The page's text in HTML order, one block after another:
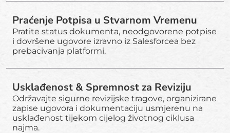
Praćenje Potpisa u Stvarnom Vremenu
Pratite status dokumenta, neodgovorene potpise
i dovršene ugovore izravno iz Salesforcea bez
prebacivanja platformi.
Usklađenost & Spremnost za Reviziju
Održavajte sigurne revizijske tragove, organizirane
zapise ugovora i dokumentaciju usmjerenu na
usklađenost tijekom cijelog životnog ciklusa
najma.